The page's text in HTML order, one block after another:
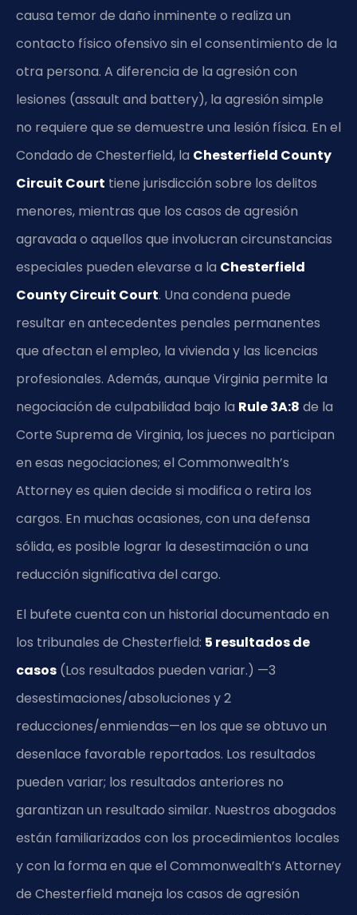
causa temor de daño inminente o realiza un
contacto físico ofensivo sin el consentimiento de la
otra persona. A diferencia de la agresión con
lesiones (assault and battery), la agresión simple
no requiere que se demuestre una lesión física. En el
Condado de Chesterfield, la Chesterfield County
Circuit Court tiene jurisdicción sobre los delitos
menores, mientras que los casos de agresión
agravada o aquellos que involucran circunstancias
especiales pueden elevarse a la Chesterfield
County Circuit Court. Una condena puede
resultar en antecedentes penales permanentes
que afectan el empleo, la vivienda y las licencias
profesionales. Además, aunque Virginia permite la
negociación de culpabilidad bajo la Rule 3A:8 de la
Corte Suprema de Virginia, los jueces no participan
en esas negociaciones; el Commonwealth’s
Attorney es quien decide si modifica o retira los
cargos. En muchas ocasiones, con una defensa
sólida, es posible lograr la desestimación o una
reducción significativa del cargo.
El bufete cuenta con un historial documentado en
los tribunales de Chesterfield: 5 resultados de
casos (Los resultados pueden variar.) —3
desestimaciones/absoluciones y 2
reducciones/enmiendas—en los que se obtuvo un
desenlace favorable reportados. Los resultados
pueden variar; los resultados anteriores no
garantizan un resultado similar. Nuestros abogados
están familiarizados con los procedimientos locales
y con la forma en que el Commonwealth’s Attorney
de Chesterfield maneja los casos de agresión